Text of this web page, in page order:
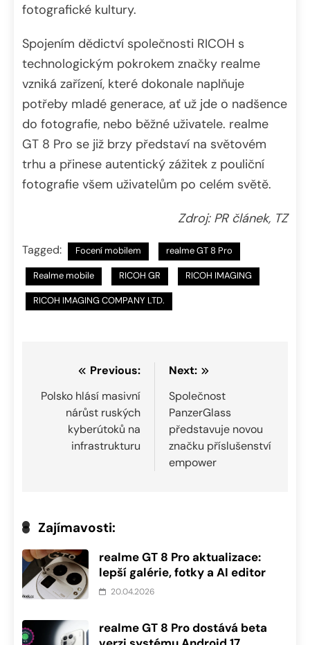
fotografické kultury.
Spojením dědictví společnosti RICOH s
technologickým pokrokem značky realme
vzniká zařízení, které dokonale naplňuje
potřeby mladé generace, ať už jde o nadšence
do fotografie, nebo běžné uživatele. realme
GT 8 Pro se již brzy představí na světovém
trhu a přinese autentický zážitek z pouliční
fotografie všem uživatelům po celém světě.
Zdroj: PR článek, TZ
Tagged: Focení mobilem realme GT 8 Pro
Realme mobile RICOH GR RICOH IMAGING
RICOH IMAGING COMPANY LTD.
Navigace
pro
příspěvek
Previous:
Polsko hlásí masivní
nárůst ruských
kyberútoků na
infrastrukturu
Next:
Společnost
PanzerGlass
představuje novou
značku příslušenství
empower
Zajímavosti:
realme GT 8 Pro aktualizace:
lepší galérie, fotky a AI editor
20.04.2026
realme GT 8 Pro dostává beta